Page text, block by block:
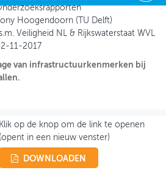
Tony Hoogendoorn (TU Delft)
Veiligheid NL & Rijkswaterstaat WVL
11-2017
van infrastructuurkenmerken bij
Klik op de knop om de link te openen
(opent in een nieuw venster)
DOWNLOADEN